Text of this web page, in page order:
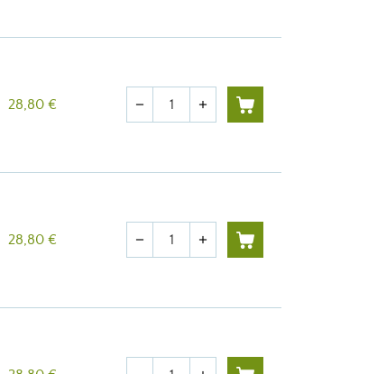
28,80 € Quantité
remove add
28,80 € Quantité
remove add
Quantité